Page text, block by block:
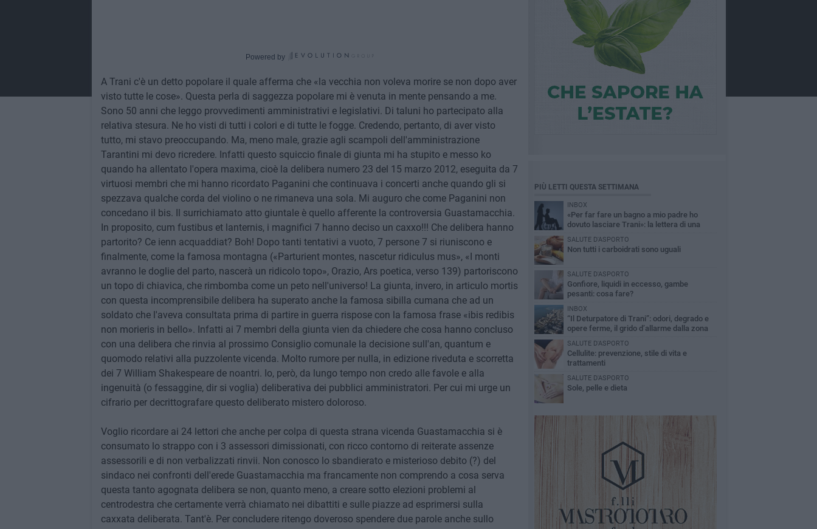
Powered by
A Trani c'è un detto popolare il quale afferma che «la vecchia non voleva morire se non dopo aver
visto tutte le cose». Questa perla di saggezza popolare mi è venuta in mente pensando a me.
Sono 50 anni che leggo provvedimenti amministrativi e legislativi. Di taluni ho partecipato alla
relativa stesura. Ne ho visti di tutti i colori e di tutte le fogge. Credendo, pertanto, di aver visto
tutto, mi stavo preoccupando. Ma, meno male, grazie agli scampoli dell'amministrazione
Tarantini mi devo ricredere. Infatti questo squiccio finale di giunta mi ha stupito e messo ko
quando ha allentato l'opera maxima, cioè la delibera numero 23 del 15 marzo 2012, eseguita da 7
virtuosi membri che mi hanno ricordato Paganini che continuava i concerti anche quando gli si
spezzava qualche corda del violino o ne rimaneva una sola. Mi auguro che come Paganini non
concedano il bis. Il surrichiamato atto giuntale è quello afferente la controversia Guastamacchia.
In proposito, cum fustibus et lanternis, i magnifici 7 hanno deciso un caxxo!!! Che delibera hanno
partorito? Ce ienn acquaddiat? Boh! Dopo tanti tentativi a vuoto, 7 persone 7 si riuniscono e
finalmente, come la famosa montagna («Parturient montes, nascetur ridiculus mus», «I monti
avranno le doglie del parto, nascerà un ridicolo topo», Orazio, Ars poetica, verso 139) partoriscono
un topo di chiavica, che rimbomba come un peto nell'universo! La giunta, invero, in articulo mortis
con questa incomprensibile delibera ha superato anche la famosa sibilla cumana che ad un
soldato che l'aveva consultata prima di partire in guerra rispose con la famosa frase «ibis redibis
non morieris in bello». Infatti ai 7 membri della giunta vien da chiedere che cosa hanno concluso
con una delibera che rinvia al prossimo Consiglio comunale la decisione sull'an, quantum e
quomodo relativi alla puzzolente vicenda. Molto rumore per nulla, in edizione riveduta e scorretta
dei 7 William Shakespeare de noantri. Io, però, da lungo tempo non credo alle favole e alla
ingenuità (o fessaggine, dir si voglia) deliberativa dei pubblici amministratori. Per cui mi urge un
cifrario per decrittografare questo deliberato mistero doloroso.
Voglio ricordare ai 24 lettori che anche per colpa di questa strana vicenda Guastamacchia si è
consumato lo strappo con i 3 assessori dimissionati, con ricco contorno di reiterate assenze
assessorili e di non verbalizzati rinvii. Non conosco lo sbandierato e misterioso debito (?) del
sindaco nei confronti dell'erede Guastamacchia ma francamente non comprendo a cosa serva
questa tanto agognata delibera se non, quanto meno, a creare sotto elezioni problemi al
centrodestra che certamente verrà chiamato nei dibattiti e sulle piazze ad esprimersi sulla
caxxata deliberata. Tant'è. Per concludere ritengo doveroso spendere due parole anche sullo
PIÙ LETTI QUESTA SETTIMANA
INBOX
«Per far fare un bagno a mio padre ho
dovuto lasciare Trani»: la lettera di una
SALUTE D'ASPORTO
Non tutti i carboidrati sono uguali
SALUTE D'ASPORTO
Gonfiore, liquidi in eccesso, gambe
pesanti: cosa fare?
INBOX
“Il Deturpatore di Trani”: odori, degrado e
opere ferme, il grido d’allarme dalla zona
SALUTE D'ASPORTO
Cellulite: prevenzione, stile di vita e
trattamenti
SALUTE D'ASPORTO
Sole, pelle e dieta